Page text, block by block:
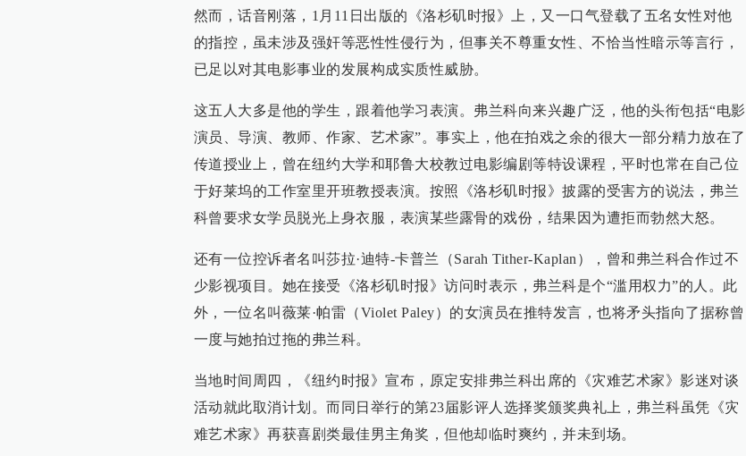
然而，话音刚落，1月11日出版的《洛杉矶时报》上，又一口气登载了五名女性对他
的指控，虽未涉及强奸等恶性性侵行为，但事关不尊重女性、不恰当性暗示等言行，
已足以对其电影事业的发展构成实质性威胁。
这五人大多是他的学生，跟着他学习表演。弗兰科向来兴趣广泛，他的头衔包括“电影
演员、导演、教师、作家、艺术家”。事实上，他在拍戏之余的很大一部分精力放在了
传道授业上，曾在纽约大学和耶鲁大校教过电影编剧等特设课程，平时也常在自己位
于好莱坞的工作室里开班教授表演。按照《洛杉矶时报》披露的受害方的说法，弗兰
科曾要求女学员脱光上身衣服，表演某些露骨的戏份，结果因为遭拒而勃然大怒。
还有一位控诉者名叫莎拉·迪特-卡普兰（Sarah Tither-Kaplan），曾和弗兰科合作过不
少影视项目。她在接受《洛杉矶时报》访问时表示，弗兰科是个“滥用权力”的人。此
外，一位名叫薇莱·帕雷（Violet Paley）的女演员在推特发言，也将矛头指向了据称曾
一度与她拍过拖的弗兰科。
当地时间周四，《纽约时报》宣布，原定安排弗兰科出席的《灾难艺术家》影迷对谈
活动就此取消计划。而同日举行的第23届影评人选择奖颁奖典礼上，弗兰科虽凭《灾
难艺术家》再获喜剧类最佳男主角奖，但他却临时爽约，并未到场。